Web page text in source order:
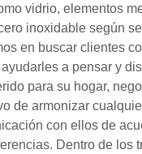
vidrio, elementos
inoxidable según
en buscar clientes
a pensar y
para su hogar,
de armonizar
con ellos de
Dentro de los